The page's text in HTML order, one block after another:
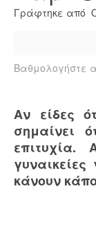
Γράφτηκε από
Βαθμολογήστε
Αν είδες
σημαίνει
επιτυχία.
κάνουν